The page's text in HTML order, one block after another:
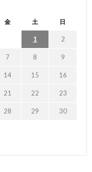
金 土 日
1 2
7 8 9
14 15 16
21 22 23
28 29 30